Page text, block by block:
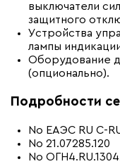
выключатели
защитного
Устройства
лампы
Оборудование
(опционально).
Подробности
No ЕАЭС RU C-
No 21.07285.120
No